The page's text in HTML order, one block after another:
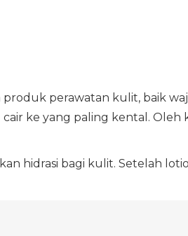
perawatan kulit, baik
ke yang paling kental. Oleh
hidrasi bagi kulit. Setelah